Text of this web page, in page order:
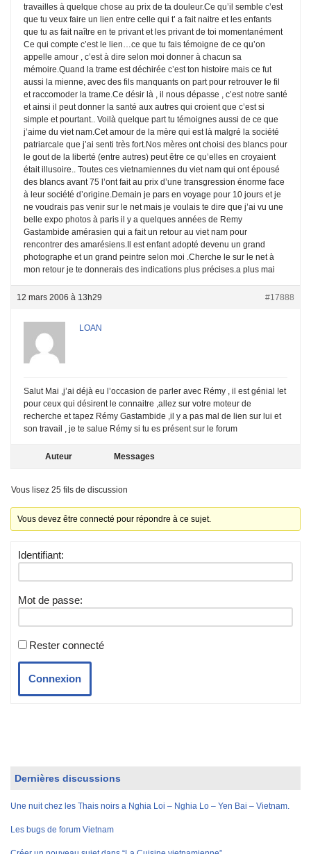
travailles à quelque chose au prix de ta douleur.Ce qu’il semble c’est
que tu veux faire un lien entre celle qui t’ a fait naitre et les enfants
que tu as fait naître en te privant et les privant de toi momentanément
Ce qui compte c’est le lien…ce que tu fais témoigne de ce qu’on
appelle amour , c’est à dire selon moi donner à chacun sa
mémoire.Quand la trame est déchirée c’est ton histoire mais ce fut
aussi la mienne, avec des fils manquants on part pour retrouver le fil
et raccomoder la trame.Ce désir là , il nous dépasse , c’est notre santé
et ainsi il peut donner la santé aux autres qui croient que c’est si
simple et pourtant.. Voilà quelque part tu témoignes aussi de ce que
j’aime du viet nam.Cet amour de la mère qui est là malgré la société
patriarcale que j’ai senti très fort.Nos mères ont choisi des blancs pour
le gout de la liberté (entre autres) peut être ce qu’elles en croyaient
était illusoire.. Toutes ces vietnamiennes du viet nam qui ont épousé
des blancs avant 75 l’ont fait au prix d’une transgression énorme face
à leur société d’origine.Demain je pars en voyage pour 10 jours et je
ne voudrais pas venir sur le net mais je voulais te dire que j’ai vu une
belle expo photos à paris il y a quelques années de Remy
Gastambide amérasien qui a fait un retour au viet nam pour
rencontrer des amarésiens.Il est enfant adopté devenu un grand
photographe et un grand peintre selon moi .Cherche le sur le net à
mon retour je te donnerais des indications plus précises.a plus mai
12 mars 2006 à 13h29 #17888
LOAN
Salut Mai ,j’ai déjà eu l’occasion de parler avec Rémy , il est génial !et
pour ceux qui désirent le connaitre ,allez sur votre moteur de
recherche et tapez Rémy Gastambide ,il y a pas mal de lien sur lui et
son travail , je te salue Rémy si tu es présent sur le forum
Auteur Messages
Vous lisez 25 fils de discussion
Vous devez être connecté pour répondre à ce sujet.
Identifiant:
Mot de passe:
Rester connecté
Connexion
Dernières discussions
Une nuit chez les Thais noirs a Nghia Loi – Nghia Lo – Yen Bai – Vietnam.
Les bugs de forum Vietnam